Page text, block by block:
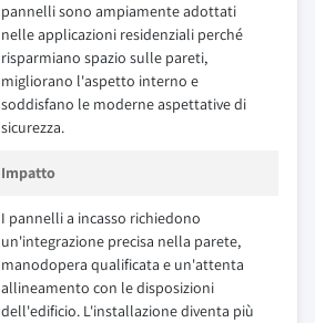
pannelli sono ampiamente adottati
nelle applicazioni residenziali perché
risparmiano spazio sulle pareti,
migliorano l'aspetto interno e
soddisfano le moderne aspettative di
sicurezza.
Impatto
I pannelli a incasso richiedono
un'integrazione precisa nella parete,
manodopera qualificata e un'attenta
allineamento con le disposizioni
dell'edificio. L'installazione diventa più